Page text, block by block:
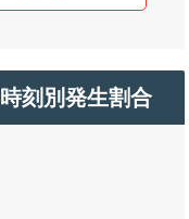
刻別発生割合